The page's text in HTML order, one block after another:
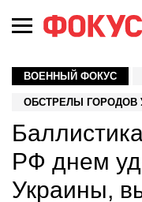
ВОЕННЫЙ ФОКУС
ОБСТРЕЛЫ ГОРОДОВ
РФ днем
Украины,